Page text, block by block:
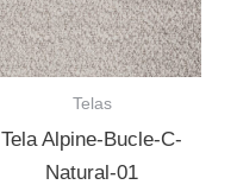
Telas
Tela Alpine-Bucle-C-
Natural-01